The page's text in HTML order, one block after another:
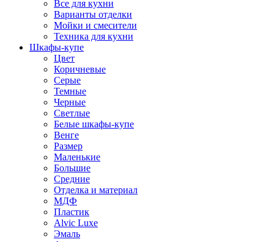
Все для кухни
Варианты отделки
Мойки и смесители
Техника для кухни
Шкафы-купе
Цвет
Коричневые
Серые
Темные
Черные
Светлые
Белые шкафы-купе
Венге
Размер
Маленькие
Большие
Средние
Отделка и материал
МДФ
Пластик
Alvic Luxe
Эмаль